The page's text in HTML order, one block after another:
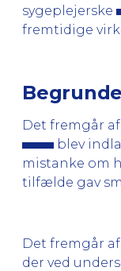
sygeplejerske
fremtidige
Det fremgår
blev
mistanke om
tilfælde gav
Det fremgår
der ved